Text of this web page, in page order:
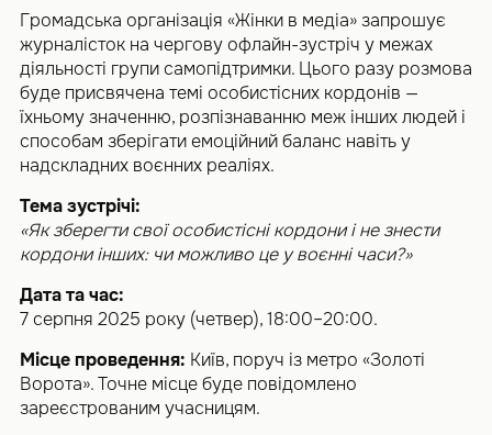
Громадська організація «Жінки в медіа» запрошує
журналісток на чергову офлайн-зустріч у межах
діяльності групи самопідтримки. Цього разу розмова
буде присвячена темі особистісних кордонів —
їхньому значенню, розпізнаванню меж інших людей і
способам зберігати емоційний баланс навіть у
надскладних воєнних реаліях.
Тема зустрічі:
«Як зберегти свої особистісні кордони і не знести
кордони інших: чи можливо це у воєнні часи?»
Дата та час:
7 серпня 2025 року (четвер), 18:00–20:00.
Місце проведення: Київ, поруч із метро «Золоті
Ворота». Точне місце буде повідомлено
зареєстрованим учасницям.